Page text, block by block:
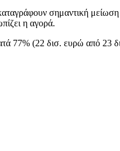
σημαντική
η αγορά.
77% (22 δισ. ευρώ από